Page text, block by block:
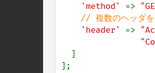
'method' =>
// 複数のヘッダ
'header' =>
];